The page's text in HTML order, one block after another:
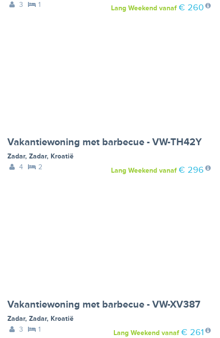
3
1 Lang Weekendvanaf € 260
Vakantiewoning met barbecue - VW-TH42Y
Zadar, Zadar, Kroatië
4
2 Lang Weekendvanaf € 296
Vakantiewoning met barbecue - VW-XV387
Zadar, Zadar, Kroatië
3
1 Lang Weekendvanaf € 261